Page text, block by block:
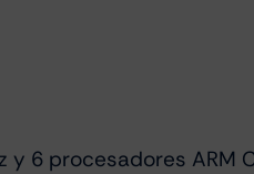
y 6 procesadores ARM